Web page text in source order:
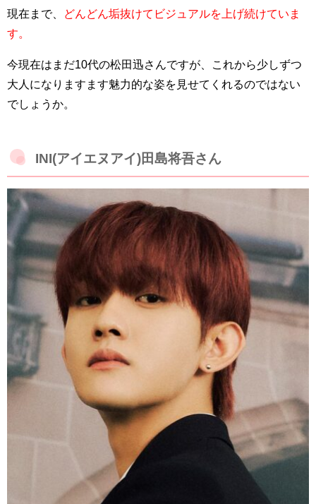
現在まで、
どんどん垢抜けてビジュアルを上げ続けていま
す。
今現在はまだ10代の松田迅さんですが、これから少しずつ
大人になりますます魅力的な姿を見せてくれるのではない
でしょうか。
INI(アイエヌアイ)田島将吾さん